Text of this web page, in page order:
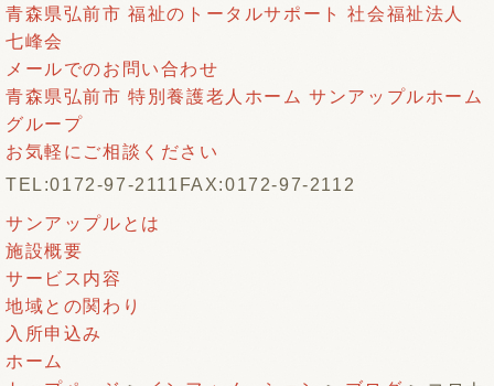
青森県弘前市 福祉のトータルサポート 社会福祉法人
七峰会
メールでのお問い合わせ
青森県弘前市 特別養護老人ホーム サンアップルホーム
グループ
お気軽にご相談ください
TEL:0172-97-2111 FAX:0172-97-2112
サンアップルとは
施設概要
サービス内容
地域との関わり
入所申込み
ホーム